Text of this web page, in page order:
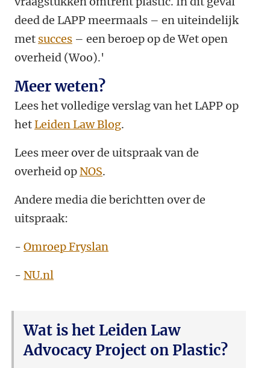
deed de LAPP meermaals – en uiteindelijk
met succes – een beroep op de Wet open
overheid (Woo).'
Meer weten?
Lees het volledige verslag van het LAPP op
hetLeiden Law Blog.
Lees meer over de uitspraak van de
overheid opNOS.
Andere media die berichtten over de
uitspraak:
- Omroep Fryslan
- NU.nl
Wat is het Leiden Law
Advocacy Project on Plastic?